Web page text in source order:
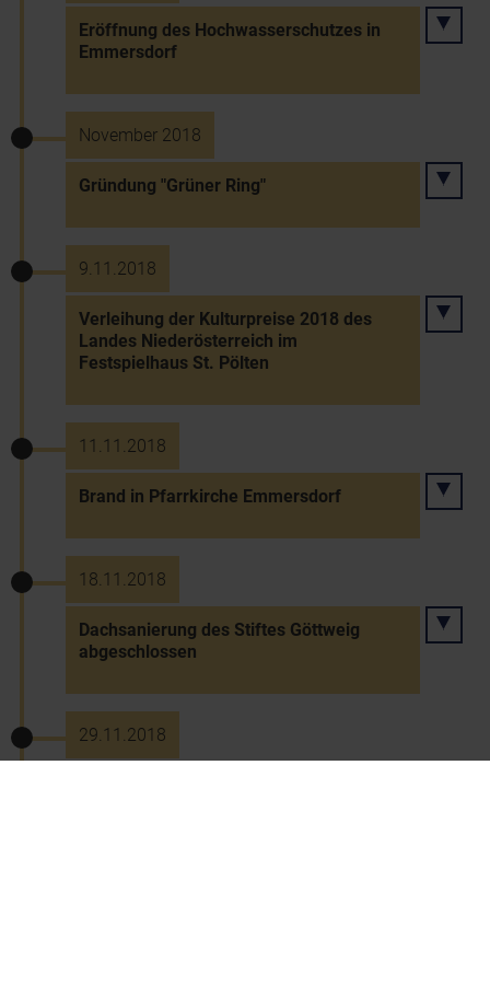
Eröffnung des Hochwasserschutzes in
Emmersdorf
November 2018
Gründung "Grüner Ring"
9.11.2018
Verleihung der Kulturpreise 2018 des
Landes Niederösterreich im
Festspielhaus St. Pölten
11.11.2018
Brand in Pfarrkirche Emmersdorf
18.11.2018
Dachsanierung des Stiftes Göttweig
abgeschlossen
29.11.2018